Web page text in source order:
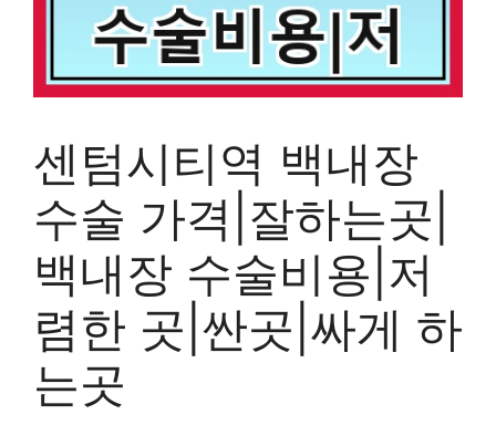
센텀시티역 백내장
수술 가격|잘하는곳|
백내장 수술비용|저
렴한 곳|싼곳|싸게 하
는곳